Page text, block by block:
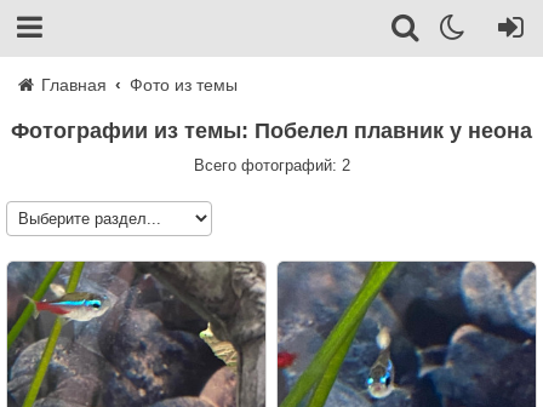
Главная Фото из темы
Фотографии из темы: Побелел плавник у неона
Всего фотографий: 2